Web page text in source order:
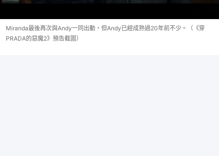
Miranda最後再次與Andy一同出動，但Andy已經成熟過20年前不少。（《穿
PRADA的惡魔2》預告截圖）